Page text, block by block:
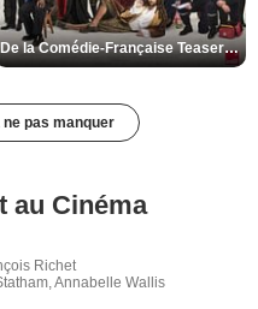
De la Comédie-Française Teaser VF
pas manquer
au Cinéma
Richet
Annabelle Wallis